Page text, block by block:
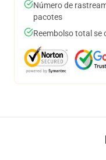
Número de
pacotes
Reembolso total se